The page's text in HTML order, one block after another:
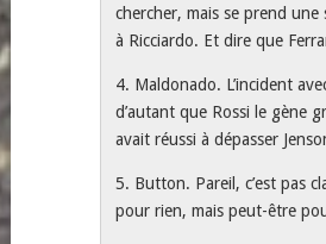
chercher, mais se prend une
à Ricciardo. Et dire que
4. Maldonado. L’incident
d’autant que Rossi le gène
avait réussi à dépasser
5. Button. Pareil, c’est pas
pour rien, mais peut-être